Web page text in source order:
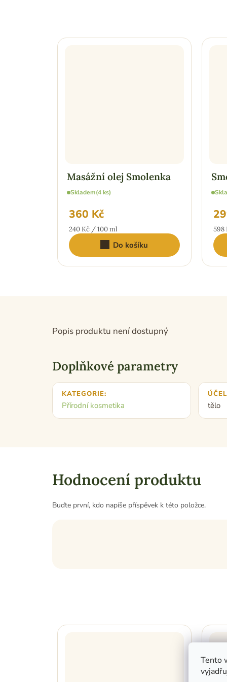
Tento
Masážní olej Smolenka
Skladem(4 ks)
360 Kč
Měrná
cena:
240 Kč / 100 ml
Do košíku
cena:
598
Popis produktu není dostupný
Doplňkové parametry
KATEGORIE:
Přírodní kosmetika
ÚČEL
tělo
Hodnocení produktu
Buďte první, kdo napíše příspěvek k této položce.